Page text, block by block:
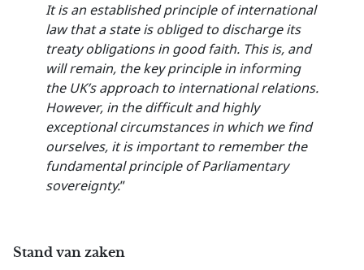
It is an established principle of international
law that a state is obliged to discharge its
treaty obligations in good faith. This is, and
will remain, the key principle in informing
the UK’s approach to international relations.
However, in the difficult and highly
exceptional circumstances in which we find
ourselves, it is important to remember the
fundamental principle of Parliamentary
sovereignty.”
Stand van zaken